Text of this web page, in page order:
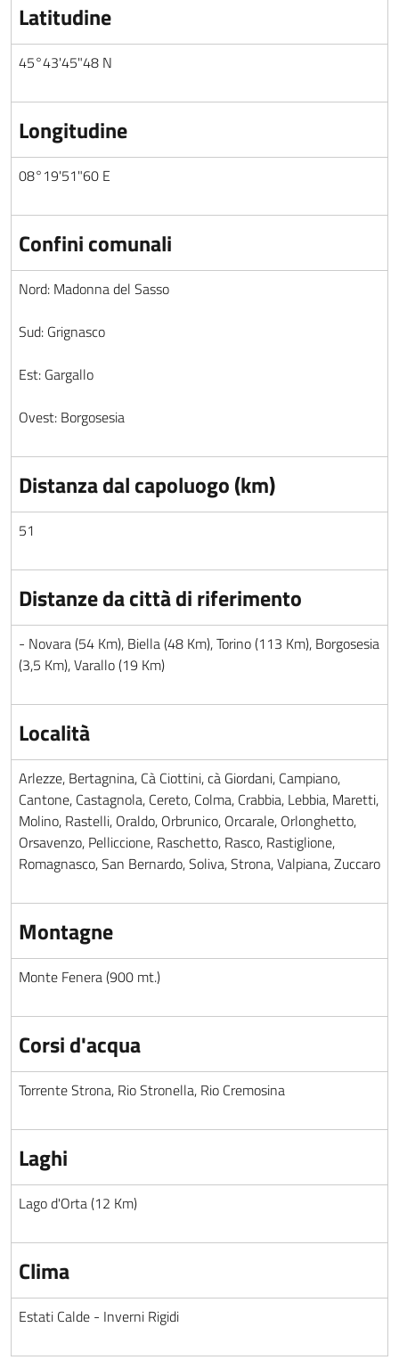
Latitudine
45°43'45"48 N
Longitudine
08°19'51"60 E
Confini comunali
Nord: Madonna del Sasso
Sud: Grignasco
Est: Gargallo
Ovest: Borgosesia
Distanza dal capoluogo (km)
51
Distanze da città di riferimento
- Novara (54 Km), Biella (48 Km), Torino (113 Km), Borgosesia
(3,5 Km), Varallo (19 Km)
Località
Arlezze, Bertagnina, Cà Ciottini, cà Giordani, Campiano,
Cantone, Castagnola, Cereto, Colma, Crabbia, Lebbia, Maretti,
Molino, Rastelli, Oraldo, Orbrunico, Orcarale, Orlonghetto,
Orsavenzo, Pelliccione, Raschetto, Rasco, Rastiglione,
Romagnasco, San Bernardo, Soliva, Strona, Valpiana, Zuccaro
Montagne
Monte Fenera (900 mt.)
Corsi d'acqua
Torrente Strona, Rio Stronella, Rio Cremosina
Laghi
Lago d'Orta (12 Km)
Clima
Estati Calde - Inverni Rigidi